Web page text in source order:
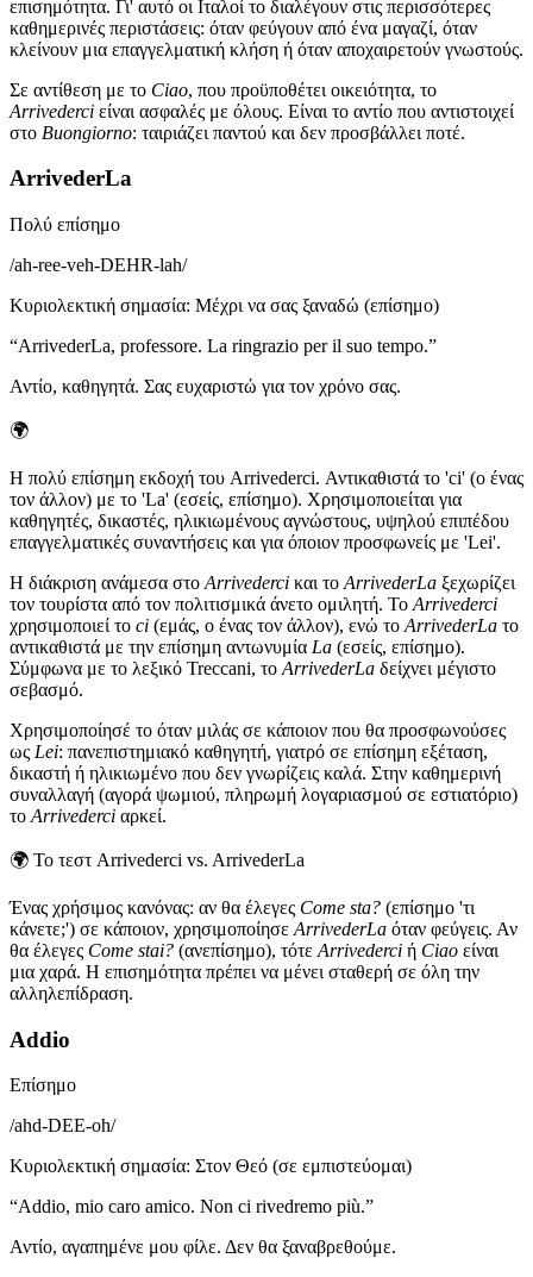
επισημότητα. Γι' αυτό οι Ιταλοί το διαλέγουν στις περισσότερες
καθημερινές περιστάσεις: όταν φεύγουν από ένα μαγαζί, όταν
κλείνουν μια επαγγελματική κλήση ή όταν αποχαιρετούν γνωστούς.
Σε αντίθεση με το Ciao, που προϋποθέτει οικειότητα, το
Arrivederci είναι ασφαλές με όλους. Είναι το αντίο που αντιστοιχεί
στο Buongiorno: ταιριάζει παντού και δεν προσβάλλει ποτέ.
ArrivederLa
Πολύ επίσημο
/ah-ree-veh-DEHR-lah/
Κυριολεκτική σημασία: Μέχρι να σας ξαναδώ (επίσημο)
“ArrivederLa, professore. La ringrazio per il suo tempo.”
Αντίο, καθηγητά. Σας ευχαριστώ για τον χρόνο σας.
🌍
Η πολύ επίσημη εκδοχή του Arrivederci. Αντικαθιστά το 'ci' (ο ένας
τον άλλον) με το 'La' (εσείς, επίσημο). Χρησιμοποιείται για
καθηγητές, δικαστές, ηλικιωμένους αγνώστους, υψηλού επιπέδου
επαγγελματικές συναντήσεις και για όποιον προσφωνείς με 'Lei'.
Η διάκριση ανάμεσα στο Arrivederci και το ArrivederLa ξεχωρίζει
τον τουρίστα από τον πολιτισμικά άνετο ομιλητή. Το Arrivederci
χρησιμοποιεί το ci (εμάς, ο ένας τον άλλον), ενώ το ArrivederLa το
αντικαθιστά με την επίσημη αντωνυμία La (εσείς, επίσημο).
Σύμφωνα με το λεξικό Treccani, το ArrivederLa δείχνει μέγιστο
σεβασμό.
Χρησιμοποίησέ το όταν μιλάς σε κάποιον που θα προσφωνούσες
ως Lei: πανεπιστημιακό καθηγητή, γιατρό σε επίσημη εξέταση,
δικαστή ή ηλικιωμένο που δεν γνωρίζεις καλά. Στην καθημερινή
συναλλαγή (αγορά ψωμιού, πληρωμή λογαριασμού σε εστιατόριο)
το Arrivederci αρκεί.
🌍 Το τεστ Arrivederci vs. ArrivederLa
Ένας χρήσιμος κανόνας: αν θα έλεγες Come sta? (επίσημο 'τι
κάνετε;') σε κάποιον, χρησιμοποίησε ArrivederLa όταν φεύγεις. Αν
θα έλεγες Come stai? (ανεπίσημο), τότε Arrivederci ή Ciao είναι
μια χαρά. Η επισημότητα πρέπει να μένει σταθερή σε όλη την
αλληλεπίδραση.
Addio
Επίσημο
/ahd-DEE-oh/
Κυριολεκτική σημασία: Στον Θεό (σε εμπιστεύομαι)
“Addio, mio caro amico. Non ci rivedremo più.”
Αντίο, αγαπημένε μου φίλε. Δεν θα ξαναβρεθούμε.